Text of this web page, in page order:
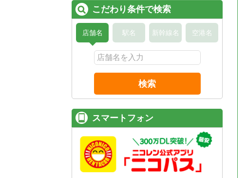
こだわり条件で検索
店舗名 駅名 新幹線名 空港名
検索
スマートフォン